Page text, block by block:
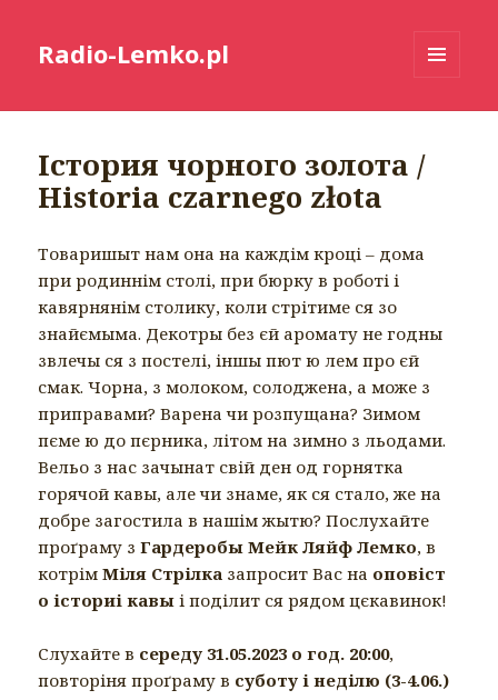
Radio-Lemko.pl
Істория чорного золота /
Historia czarnego złota
Товаришыт нам она на каждім кроці – дома
при родиннім столі, при бюрку в роботі і
кавярнянім столику, коли стрітиме ся зо
знайємыма. Декотры без єй аромату не годны
звлечы ся з постелі, іншы пют ю лем про єй
смак. Чорна, з молоком, солоджена, а може з
приправами? Варена чи розпущана? Зимом
пєме ю до пєрника, літом на зимно з льодами.
Вельо з нас зачынат свій ден од горнятка
горячой кавы, але чи знаме, як ся стало, же на
добре загостила в нашім жытю? Послухайте
проґраму зГардеробы Мейк Ляйф Лемко, в
котрімМіля Стрілка запросит Вас на оповіст
о істориі кавы і поділит ся рядом цєкавинок!
Слухайте в середу 31.05.2023 о год. 20:00,
повторіня проґраму в суботу і неділю (3-4.06.)